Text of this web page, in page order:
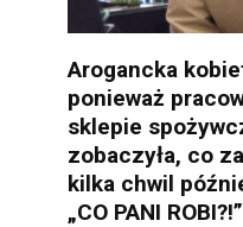
Arogancka
ponieważ
sklepie
zobaczyła, co
kilka chwil
„CO PANI ROBI?!”